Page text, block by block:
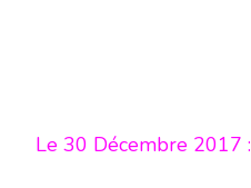
Le 30 Décembre 2017 :